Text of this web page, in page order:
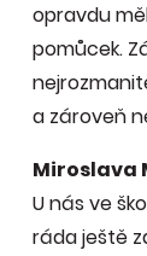
opravdu
pomůcek.
a zároveň
Miroslava
U nás ve
ráda ještě